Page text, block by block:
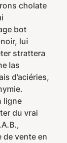
cholate
bot
lui
strattera
las
d’aciéries,
ligne
du vrai
de vente en